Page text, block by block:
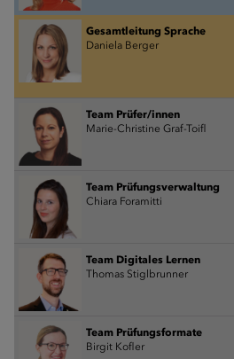
Gesamtleitung Sprache
Daniela Berger
Team Prüfer/innen
Marie-Christine Graf-Toifl
Team Prüfungsverwaltung
Chiara Foramitti
Team Digitales Lernen
Thomas Stiglbrunner
Team Prüfungsformate
Birgit Kofler